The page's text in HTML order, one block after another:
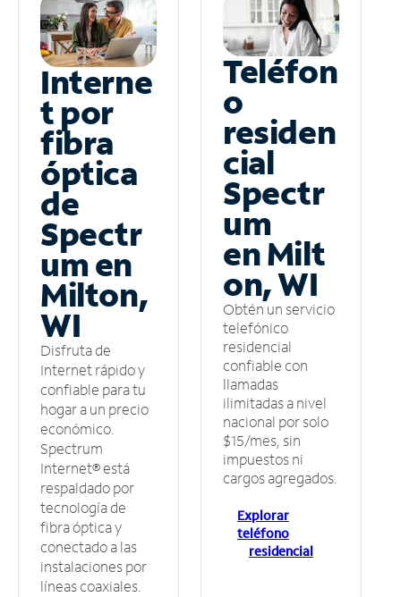
Interne
t por
fibra
óptica
de
Spectr
um en
Milton,
WI
Disfruta de
Internet rápido y
confiable para tu
hogar a un precio
económico.
Spectrum
Internet® está
respaldado por
tecnología de
fibra óptica y
conectado a las
instalaciones por
líneas coaxiales.
Teléfon
o
residen
cial
Spectr
um
en Milt
on, WI
Obtén un servicio
telefónico
residencial
confiable con
llamadas
ilimitadas a nivel
nacional por solo
$15/mes, sin
impuestos ni
cargos agregados.
Explorar
teléfono
residencial